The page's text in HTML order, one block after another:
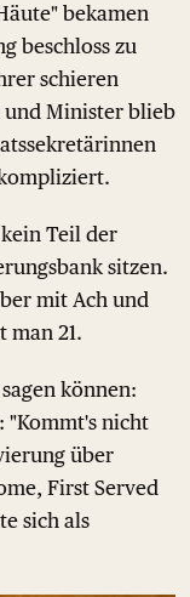
bekamen
beschloss zu
schieren
und Minister blieb
Teil der
sitzen.
mit Ach und
man 21.
können:
"Kommt's nicht
über
First Served
sich als